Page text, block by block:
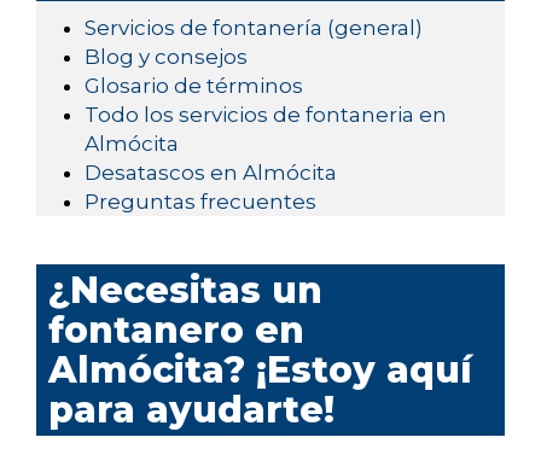
Servicios de fontanería (general)
Blog y consejos
Glosario de términos
Todo los servicios de fontaneria en
Almócita
Desatascos en Almócita
Preguntas frecuentes
¿Necesitas un
fontanero en
Almócita? ¡Estoy aquí
para ayudarte!